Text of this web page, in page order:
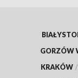
GORZÓW
KRAKÓW /